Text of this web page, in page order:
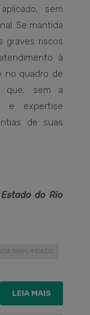
sem
Se mantida
graves riscos
à
no quadro de
que, sem a
e expertise
de suas
do Rio
SIMPLIFICADO
LEIA MAIS